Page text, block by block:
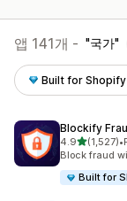
앱 141개 - 국가
Built for Shopify
Blockify
4.9별 5개 중
(1,527)
총 리뷰 1527개
•
Block fraud
Built for